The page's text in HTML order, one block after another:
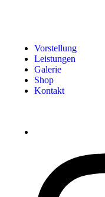
Vorstellung
Leistungen
Galerie
Shop
Kontakt